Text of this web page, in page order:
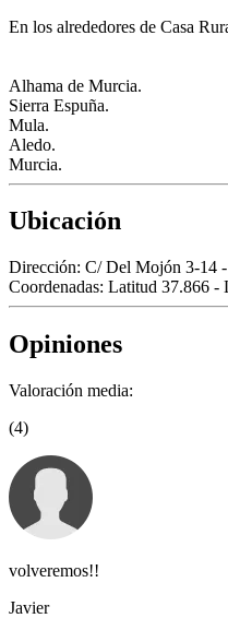
En los alrededores de Casa
Alhama de Murcia.
Sierra Espuña.
Mula.
Aledo.
Murcia.
Ubicación
Dirección: C/ Del Mojón 3-14
Coordenadas: Latitud 37.866 -
Opiniones
Valoración media:
(4)
volveremos!!
Javier